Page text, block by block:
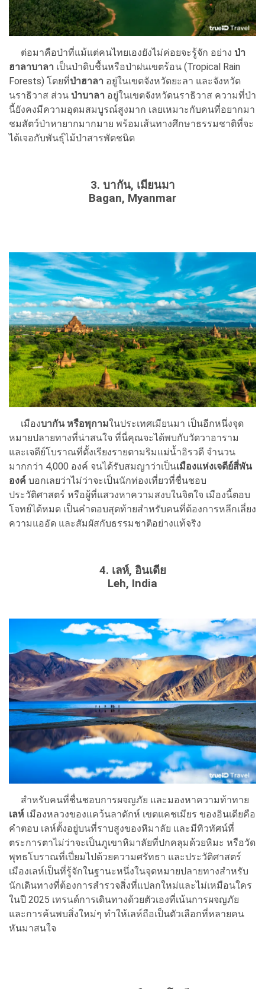
ต่อมาคือป่าที่แม้แต่คนไทยเองยังไม่ค่อยจะรู้จัก อย่าง ป่า
ฮาลาบาลา เป็นป่าดิบชื้นหรือป่าฝนเขตร้อน (Tropical Rain
Forests) โดยที่ป่าฮาลา อยู่ในเขตจังหวัดยะลา และจังหวัด
นราธิวาส ส่วน ป่าบาลา อยู่ในเขตจังหวัดนราธิวาส ความที่ป่า
นี้ยังคงมีความอุดมสมบูรณ์สูงมาก เลยเหมาะกับคนที่อยากมา
ชมสัตว์ป่าหายากมากมาย พร้อมเส้นทางศึกษาธรรมชาติที่จะ
ได้เจอกับพันธุ์ไม้ป่าสารพัดชนิด
3. บากัน, เมียนมา
Bagan, Myanmar
เมืองบากัน หรือพุกามในประเทศเมียนมา เป็นอีกหนึ่งจุด
หมายปลายทางที่น่าสนใจ ที่นี่คุณจะได้พบกับวัดวาอาราม
และเจดีย์โบราณที่ตั้งเรียงรายตามริมแม่น้ำอิรวดี จำนวน
มากกว่า 4,000 องค์ จนได้รับสมญาว่าเป็นเมืองแห่งเจดีย์สี่พัน
องค์ บอกเลยว่าไม่ว่าจะเป็นนักท่องเที่ยวที่ชื่นชอบ
ประวัติศาสตร์ หรือผู้ที่แสวงหาความสงบในจิตใจ เมืองนี้ตอบ
โจทย์ได้หมด เป็นคำตอบสุดท้ายสำหรับคนที่ต้องการหลีกเลี่ยง
ความแออัด และสัมผัสกับธรรมชาติอย่างแท้จริง
4. เลห์, อินเดีย
Leh, India
สำหรับคนที่ชื่นชอบการผจญภัย และมองหาความท้าทาย
เลห์ เมืองหลวงของแคว้นลาดักห์ เขตแคชเมียร ของอินเดียคือ
คำตอบ เลห์ตั้งอยู่บนที่ราบสูงของหิมาลัย และมีทิวทัศน์ที่
ตระการตาไม่ว่าจะเป็นภูเขาหิมาลัยที่ปกคลุมด้วยหิมะ หรือวัด
พุทธโบราณที่เปี่ยมไปด้วยความศรัทธา และประวัติศาสตร์
เมืองเลห์เป็นที่รู้จักในฐานะหนึ่งในจุดหมายปลายทางสำหรับ
นักเดินทางที่ต้องการสำรวจสิ่งที่แปลกใหม่และไม่เหมือนใคร
ในปี 2025 เทรนด์การเดินทางด้วยตัวเองที่เน้นการผจญภัย
และการค้นพบสิ่งใหม่ๆ ทำให้เลห์ถือเป็นตัวเลือกที่หลายคน
หันมาสนใจ